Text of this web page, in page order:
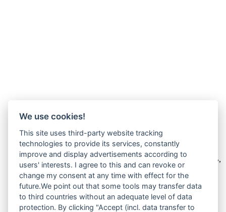
Wir verkaufen online ausschließlich an Unternehmer
Unsere Angebote richten sich nur an Unternehmer,
§14 BGB,
also an natürliche oder juristische Personen oder rechtsfähige
Personengesellschaften, die bei Abschluss eines
Rechtsgeschäfts in Ausübung ihrer gewerblichen oder
selbständigen beruflichen Tätigkeit handeln. Wir schließen
keine Verträge mit Verbrauchern,§ 13 BGB.
We use cookies!
This site uses third-party website tracking
technologies to provide its services, constantly
improve and display advertisements according to
users' interests. I agree to this and can revoke or
change my consent at any time with effect for the
future.We point out that some tools may transfer data
to third countries without an adequate level of data
protection. By clicking "Accept (incl. data transfer to